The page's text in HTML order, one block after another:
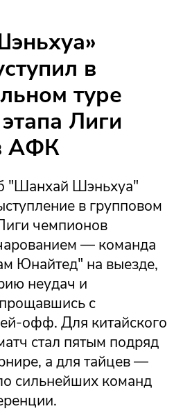
в
туре
Лиги
АФК
"Шанхай Шэньхуа"
в групповом
чемпионов
— команда
Юнайтед" на выезде,
неудач и
с
офф. Для китайского
стал пятым подряд
а для тайцев —
сильнейших команд